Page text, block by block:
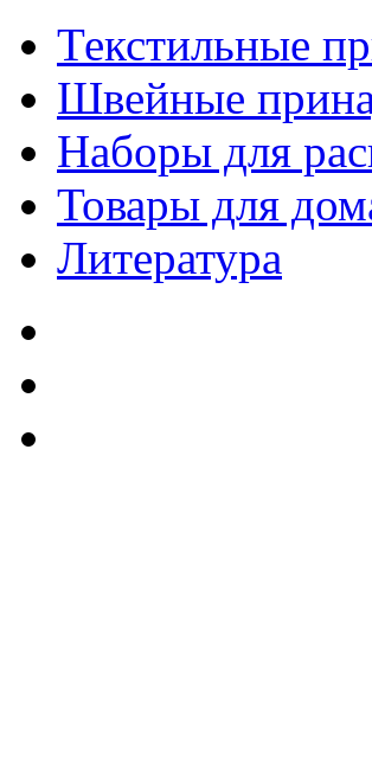
Текстильные
Швейные
Наборы для
Товары для
Литература